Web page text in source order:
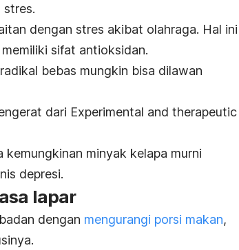
stres.
dengan stres akibat olahraga. Hal ini
sifat antioksidan.
bebas mungkin bisa dilawan
dari Experimental and therapeutic
minyak kelapa murni
depresi.
lapar
dengan mengurangi porsi makan,